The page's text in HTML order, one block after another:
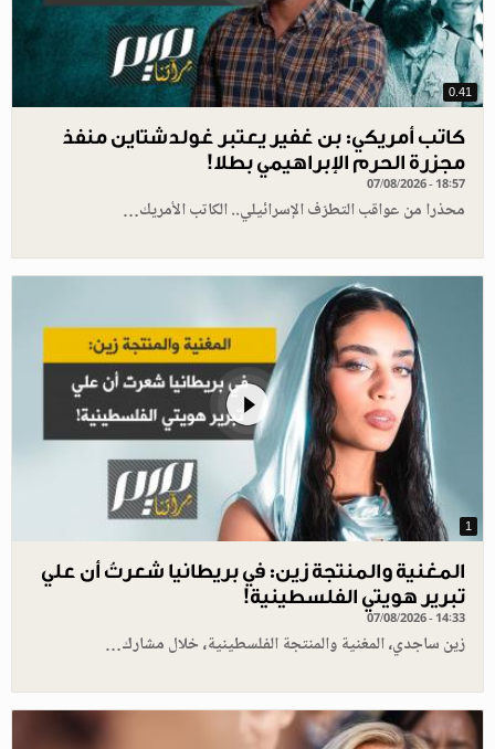
0.41
كاتب أمريكي: بن غفير يعتبر غولدشتاين منفذ
مجزرة الحرم الإبراهيمي بطلا!
07/08/2026 - 18:57
محذرا من عواقب التطرّف الإسرائيلي.. الكاتب الأمريك…
1
المغنية والمنتجة زين: في بريطانيا شعرتُ أن علي
تبرير هويتي الفلسطينية!
07/08/2026 - 14:33
زين ساجدي، المغنية والمنتجة الفلسطينية، خلال مشارك…